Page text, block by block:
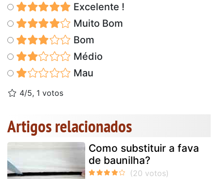
Excelente !
Muito Bom
Bom
Médio
Mau
4/5, 1 votos
Artigos relacionados
Como substituir a fava
de baunilha?